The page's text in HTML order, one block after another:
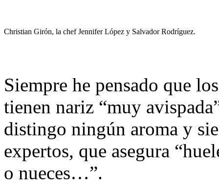
Christian Girón, la chef Jennifer López y Salvador Rodríguez.
Siempre he pensado que
tienen nariz “muy
distingo ningún aroma y
expertos, que asegura
o nueces…”.